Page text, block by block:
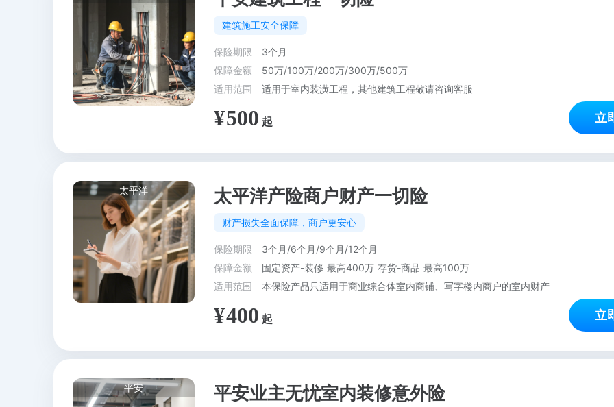
建筑施工安全保障
保险期限
3个月
保障金额
50万/100万/200万/300万/500万
适用范围
适用于室内装潢工程，其他建筑工程敬请咨询客服
500 立
太平洋 太平洋产险商户财产一切险
财产损失全面保障，商户更安心
保险期限
3个月/6个月/9个月/12个月
保障金额
固定资产-装修 最高400万 存货-商品 最高100万
适用范围
本保险产品只适用于商业综合体室内商铺、写字楼内商户的室内财产
400 立
平安 平安业主无忧室内装修意外险